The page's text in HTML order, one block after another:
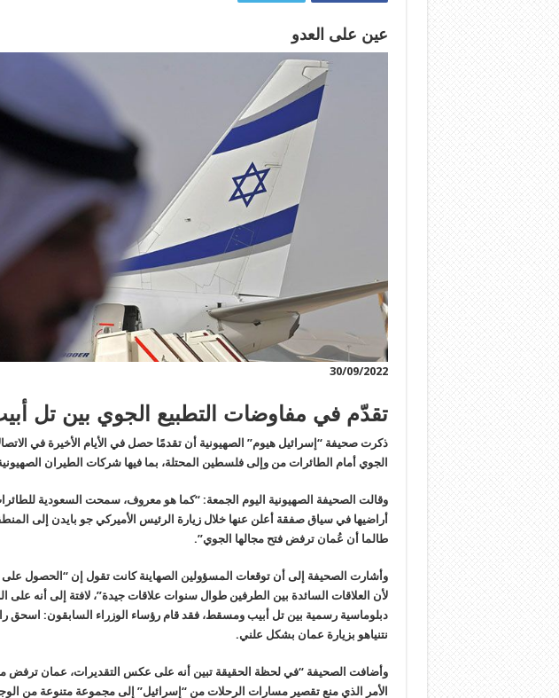
عين على العدو
30/09/2022
تقدّم في مفاوضات التطبيع الجوي بين تل
ذكرت صحيفة “إسرائيل هيوم” الصهيونية أن تقدمًا حصل في الأيام الأخيرة في
الجوي أمام الطائرات من وإلى فلسطين المحتلة، بما فيها شركات الطيران
وقالت الصحيفة الصهيونية اليوم الجمعة: “كما هو معروف، سمحت السعودية للطائرات
أراضيها في سياق صفقة أعلن عنها خلال زيارة الرئيس الأميركي جو بايدن إلى
طالما أن عُمان ترفض فتح مجالها الجوي”.
وأشارت الصحيفة إلى أن توقعات المسؤولين الصهاينة كانت تقول إن “الحصول
لأن العلاقات السائدة بين الطرفين طوال سنوات علاقات جيدة”، لافتة إلى أنه
دبلوماسية رسمية بين تل أبيب ومسقط، فقد قام رؤساء الوزراء السابقون: اسحق
نتنياهو بزيارة عمان بشكل علني.
وأضافت الصحيفة “في لحظة الحقيقة تبين أنه على عكس التقديرات، عمان ترفض
الأمر الذي منع تقصير مسارات الرحلات من “إسرائيل” إلى مجموعة متنوعة من